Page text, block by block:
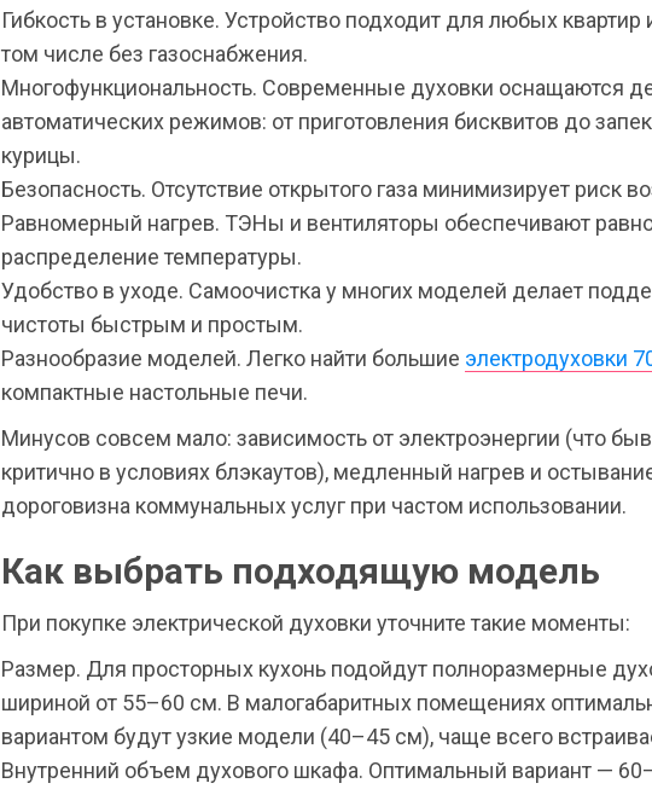
Гибкость в установке. Устройство подходит для любых квартир
том числе без газоснабжения.
Многофункциональность. Современные духовки оснащаются
автоматических режимов: от приготовления бисквитов до
курицы.
Безопасность. Отсутствие открытого газа минимизирует риск
Равномерный нагрев. ТЭНы и вентиляторы обеспечивают
распределение температуры.
Удобство в уходе. Самоочистка у многих моделей делает
чистоты быстрым и простым.
Разнообразие моделей. Легко найти большие электродуховки
компактные настольные печи.
Минусов совсем мало: зависимость от электроэнергии (что
критично в условиях блэкаутов), медленный нагрев и
дороговизна коммунальных услуг при частом использовании.
Как выбрать подходящую модель
При покупке электрической духовки уточните такие моменты:
Размер. Для просторных кухонь подойдут полноразмерные
шириной от 55–60 см. В малогабаритных помещениях
вариантом будут узкие модели (40–45 см), чаще всего
Внутренний объем духового шкафа. Оптимальный вариант —